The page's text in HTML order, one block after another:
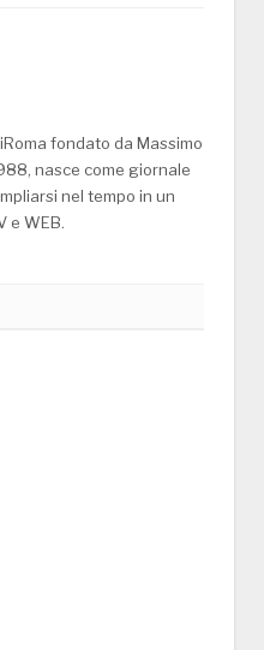
fondato da Massimo
nasce come giornale
nel tempo in un
e WEB.